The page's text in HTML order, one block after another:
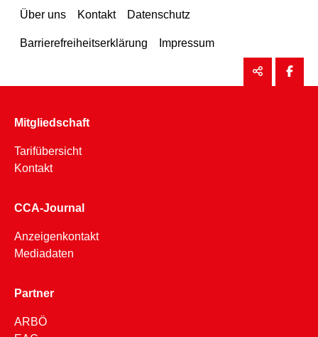
Über uns Kontakt Datenschutz
Barrierefreiheitserklärung Impressum
Mitgliedschaft
Tarifübersicht
Kontakt
CCA-Journal
Anzeigenkontakt
Mediadaten
Partner
ARBÖ